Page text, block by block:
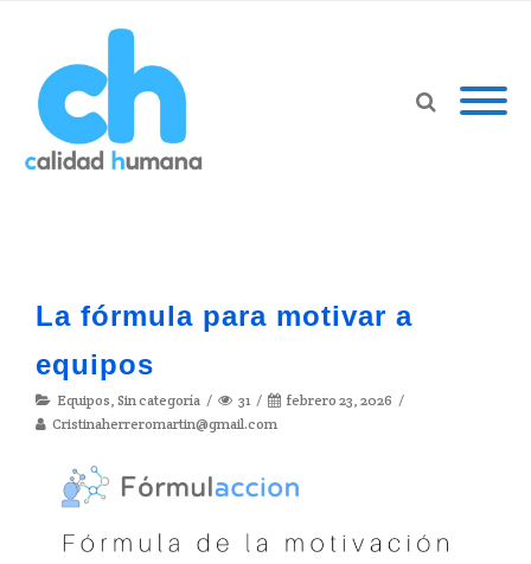
La fórmula para motivar a
equipos
Equipos, Sin categoría 31
febrero 23, 2026
Cristinaherreromartin@gmail.com